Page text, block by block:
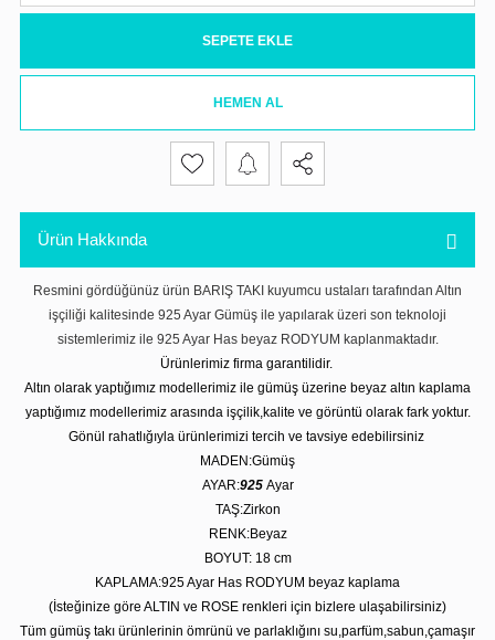
SEPETE EKLE
HEMEN AL
Ürün Hakkında
Resmini gördüğünüz ürün BARIŞ TAKI kuyumcu ustaları tarafından Altın
işçiliği kalitesinde 925 Ayar Gümüş ile yapılarak üzeri son teknoloji
sistemlerimiz ile 925 Ayar Has beyaz RODYUM kaplanmaktadır.
Ürünlerimiz firma garantilidir.
Altın olarak yaptığımız modellerimiz ile gümüş üzerine beyaz altın kaplama
yaptığımız modellerimiz arasında işçilik,kalite ve görüntü olarak fark yoktur.
Gönül rahatlığıyla ürünlerimizi tercih ve tavsiye edebilirsiniz
MADEN:Gümüş
AYAR:925 Ayar
TAŞ:Zirkon
RENK:Beyaz
BOYUT: 18 cm
KAPLAMA:925 Ayar Has RODYUM beyaz kaplama
(İsteğinize göre ALTIN ve ROSE renkleri için bizlere ulaşabilirsiniz)
Tüm gümüş takı ürünlerinin ömrünü ve parlaklığını su,parfüm,sabun,çamaşır